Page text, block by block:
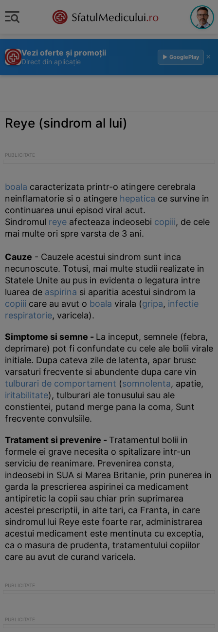
Vezi oferte și promoții
Direct din aplicație
▶ GooglePlay ×
Reye (sindrom al lui)
boala caracterizata printr-o atingere cerebrala
neinflamatorie si o atingere hepatica ce survine in
continuarea unui episod viral acut.
Sindromul reye afecteaza indeosebi copiii, de cele
mai multe ori spre varsta de 3 ani.
Cauze - Cauzele acestui sindrom sunt inca
necunoscute. Totusi, mai multe studii realizate in
Statele Unite au pus in evidenta o legatura intre
luarea de aspirina si aparitia acestui sindrom la
copiii care au avut o boala virala (gripa, infectie
respiratorie, varicela).
Simptome si semne - La inceput, semnele (febra,
deprimare) pot fi confundate cu cele ale bolii virale
initiale. Dupa cateva zile de latenta, apar brusc
varsaturi frecvente si abundente dupa care vin
tulburari de comportament (somnolenta, apatie,
iritabilitate), tulburari ale tonusului sau ale
constientei, putand merge pana la coma, Sunt
frecvente convulsiile.
Tratament si prevenire - Tratamentul bolii in
formele ei grave necesita o spitalizare intr-un
serviciu de reanimare. Prevenirea consta,
indeosebi in SUA si Marea Britanie, prin punerea in
garda la prescrierea aspirinei ca medicament
antipiretic la copii sau chiar prin suprimarea
acestei prescriptii, in alte tari, ca Franta, in care
sindromul lui Reye este foarte rar, administrarea
acestui medicament este mentinuta cu exceptia,
ca o masura de prudenta, tratamentului copiilor
care au avut de curand varicela.